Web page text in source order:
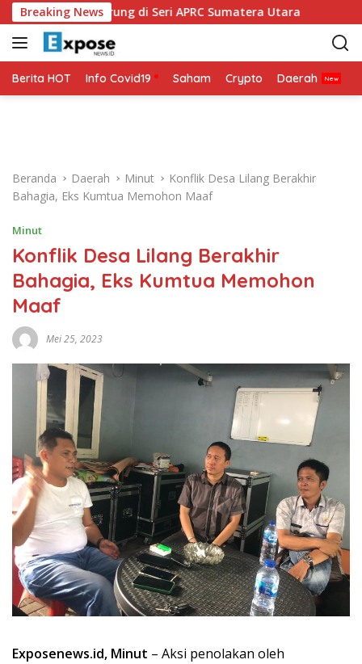
a
g
u
Breaking News
Siap Bertarung di Seri APRC Sumatera Utara
Berita HOT Info Covid19 Saham Crypto Daerah
Beranda Daerah Minut
Konflik Desa Lilang Berakhir
Bahagia, Eks Kumtua Memohon Maaf
Minut
Konflik Desa Lilang Berakhir
Bahagia, Eks Kumtua Memohon
Maaf
Mei 25, 2023
Exposenews.id, Minut – Aksi penolakan oleh